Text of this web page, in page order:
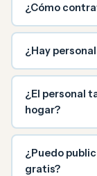
¿Cómo
¿Hay
¿El personal
hogar?
¿Puedo
gratis?